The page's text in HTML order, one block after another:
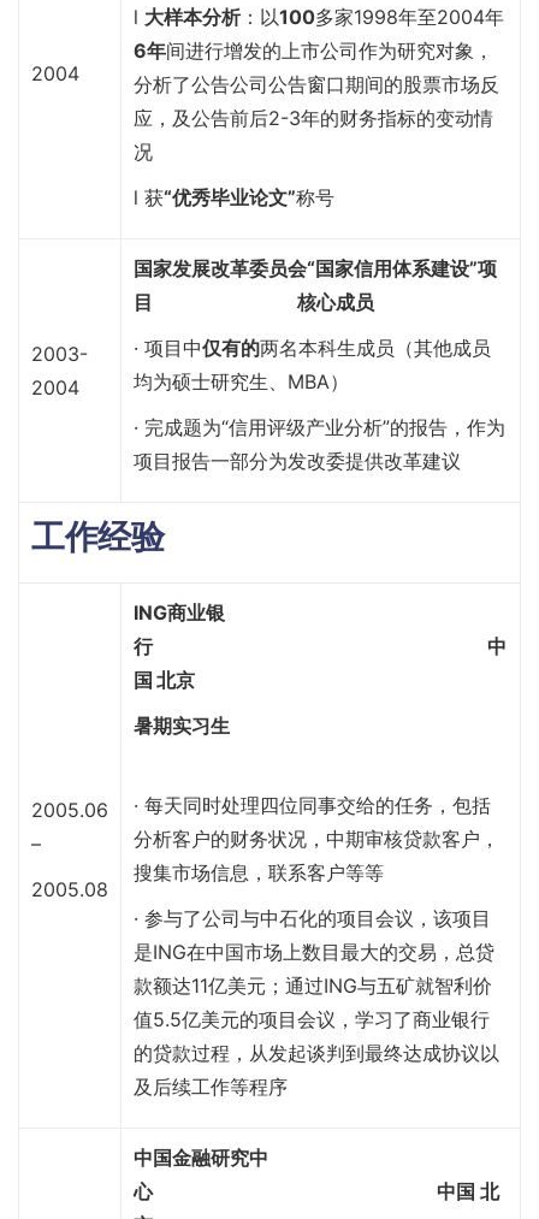
2004
l 大样本分析：以100多家1998年至2004年
6年间进行增发的上市公司作为研究对象，
分析了公告公司公告窗口期间的股票市场反
应，及公告前后2-3年的财务指标的变动情
况
l 获“优秀毕业论文”称号
2003-
2004
国家发展改革委员会“国家信用体系建设”项
目 核心成员
· 项目中仅有的两名本科生成员（其他成员
均为硕士研究生、MBA）
· 完成题为“信用评级产业分析”的报告，作为
项目报告一部分为发改委提供改革建议
工作经验
2005.06
–
2005.08
ING商业银
行
中
国 北京
暑期实习生
· 每天同时处理四位同事交给的任务，包括
分析客户的财务状况，中期审核贷款客户，
搜集市场信息，联系客户等等
· 参与了公司与中石化的项目会议，该项目
是ING在中国市场上数目最大的交易，总贷
款额达11亿美元；通过ING与五矿就智利价
值5.5亿美元的项目会议，学习了商业银行
的贷款过程，从发起谈判到最终达成协议以
及后续工作等程序
中国金融研究中
心
中国 北